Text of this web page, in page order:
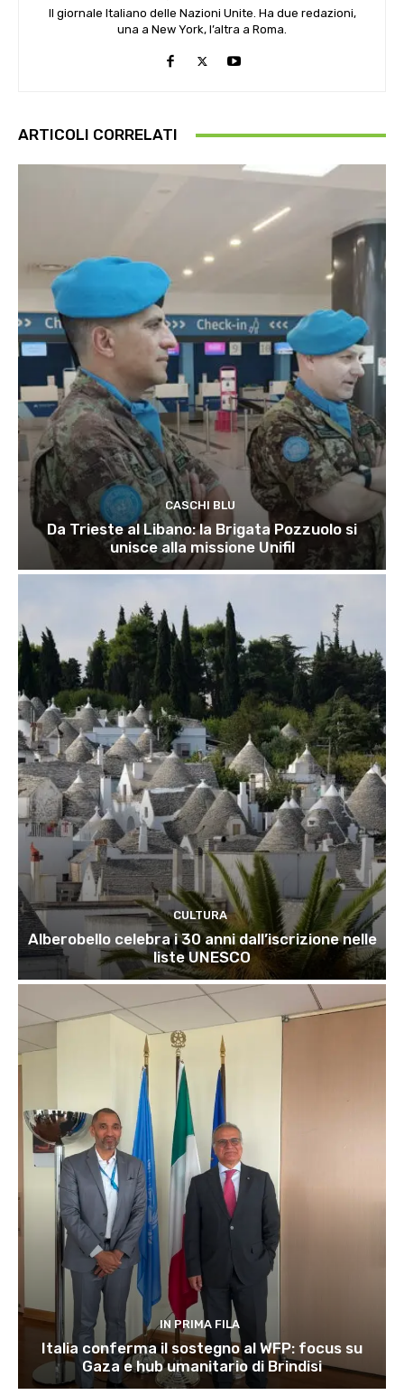
Il giornale Italiano delle Nazioni Unite. Ha due redazioni,
una a New York, l’altra a Roma.
ARTICOLI CORRELATI
CASCHI BLU
Da Trieste al Libano: la Brigata Pozzuolo si
unisce alla missione Unifil
CULTURA
Alberobello celebra i 30 anni dall’iscrizione nelle
liste UNESCO
IN PRIMA FILA
Italia conferma il sostegno al WFP: focus su
Gaza e hub umanitario di Brindisi